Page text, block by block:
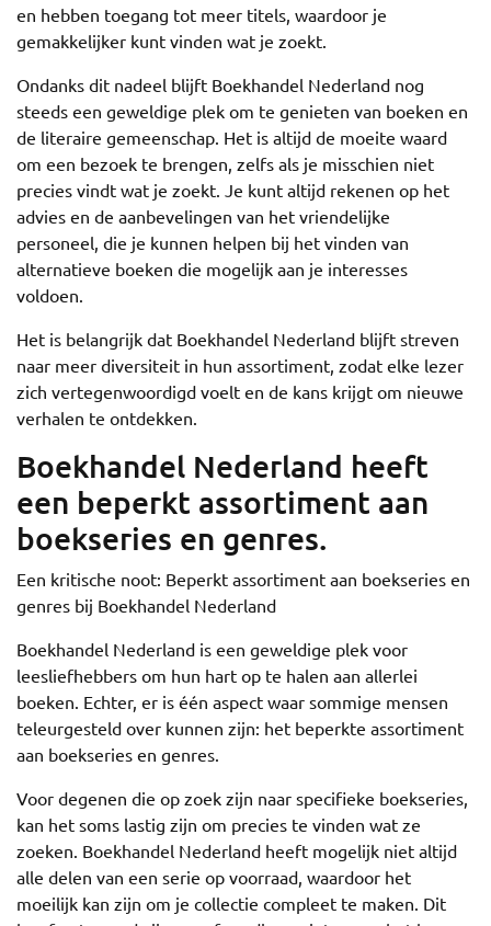
en hebben toegang tot meer titels, waardoor je
gemakkelijker kunt vinden wat je zoekt.
Ondanks dit nadeel blijft Boekhandel Nederland nog
steeds een geweldige plek om te genieten van boeken en
de literaire gemeenschap. Het is altijd de moeite waard
om een bezoek te brengen, zelfs als je misschien niet
precies vindt wat je zoekt. Je kunt altijd rekenen op het
advies en de aanbevelingen van het vriendelijke
personeel, die je kunnen helpen bij het vinden van
alternatieve boeken die mogelijk aan je interesses
voldoen.
Het is belangrijk dat Boekhandel Nederland blijft streven
naar meer diversiteit in hun assortiment, zodat elke lezer
zich vertegenwoordigd voelt en de kans krijgt om nieuwe
verhalen te ontdekken.
Boekhandel Nederland heeft
een beperkt assortiment aan
boekseries en genres.
Een kritische noot: Beperkt assortiment aan boekseries en
genres bij Boekhandel Nederland
Boekhandel Nederland is een geweldige plek voor
leesliefhebbers om hun hart op te halen aan allerlei
boeken. Echter, er is één aspect waar sommige mensen
teleurgesteld over kunnen zijn: het beperkte assortiment
aan boekseries en genres.
Voor degenen die op zoek zijn naar specifieke boekseries,
kan het soms lastig zijn om precies te vinden wat ze
zoeken. Boekhandel Nederland heeft mogelijk niet altijd
alle delen van een serie op voorraad, waardoor het
moeilijk kan zijn om je collectie compleet te maken. Dit